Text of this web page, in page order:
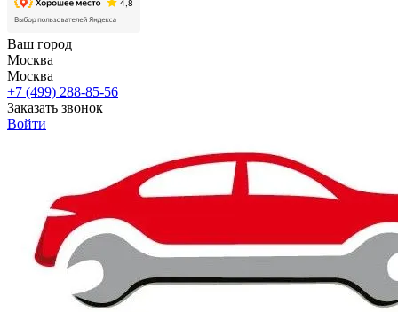
Ваш город
Москва
Москва
+7 (499) 288-85-56
Заказать звонок
Войти